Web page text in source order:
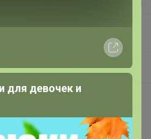
100% эко
девочек и